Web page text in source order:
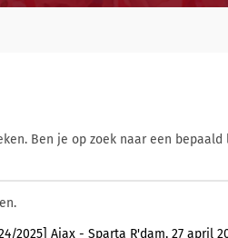
Ben je op zoek naar een
2025] Ajax - Sparta R'dam, 27 april